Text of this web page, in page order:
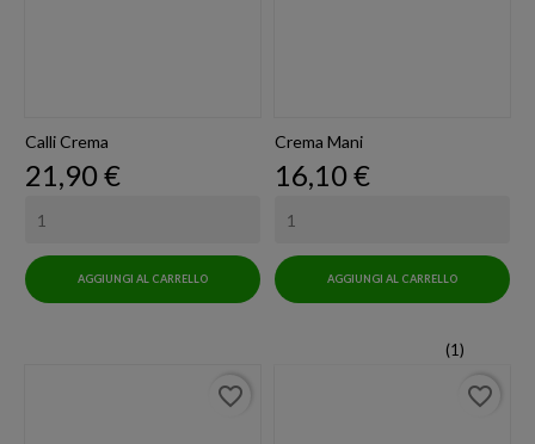
Calli Crema
Prezzo
21,90 €
AGGIUNGI AL CARRELLO
Crema Mani
Prezzo
16,10 €
AGGIUNGI AL CARRELLO
favorite_border
(1)
favorite_border